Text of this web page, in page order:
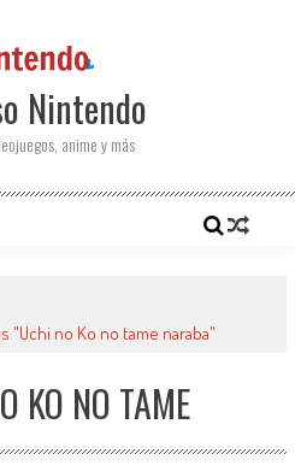
Nintendo
anime y más
"Uchi no Ko no tame naraba"
KO NO TAME